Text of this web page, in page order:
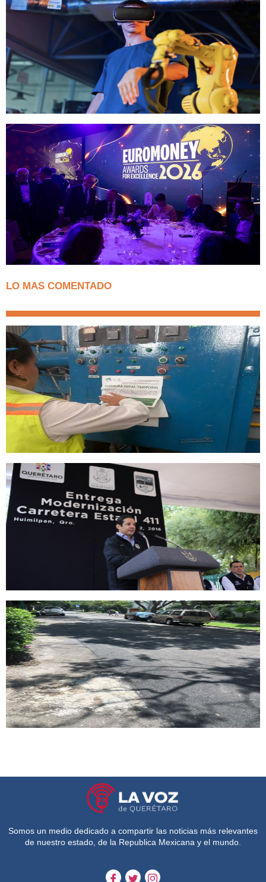
LO MAS COMENTADO
Somos un medio dedicado a compartir las noticias más relevantes
de nuestro estado, de la Republica Mexicana y el mundo.